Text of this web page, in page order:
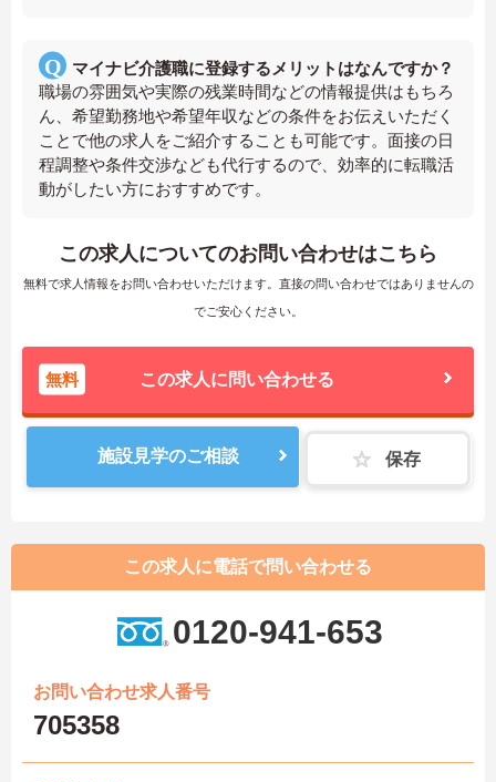
マイナビ介護職に登録するメリットはなんですか？
職場の雰囲気や実際の残業時間などの情報提供はもちろ
ん、希望勤務地や希望年収などの条件をお伝えいただく
ことで他の求人をご紹介することも可能です。面接の日
程調整や条件交渉なども代行するので、効率的に転職活
動がしたい方におすすめです。
この求人についてのお問い合わせはこちら
無料で求人情報をお問い合わせいただけます。直接の問い合わせではありませんの
でご安心ください。
無料 この求人に問い合わせる
施設見学のご相談 保存
この求人に電話で問い合わせる
0120-941-653
お問い合わせ求人番号
705358